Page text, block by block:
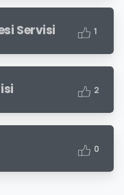
Servisi 1
2
0